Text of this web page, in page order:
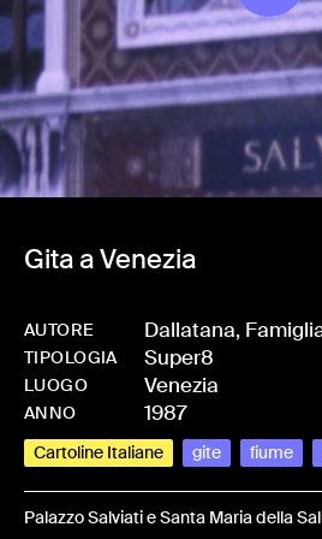
Gita a Venezia
AUTORE Dallatana,
TIPOLOGIA Super8
LUOGO Venezia
ANNO 1987
Cartoline Italiane gite fiume
Palazzo Salviati e Santa Maria della